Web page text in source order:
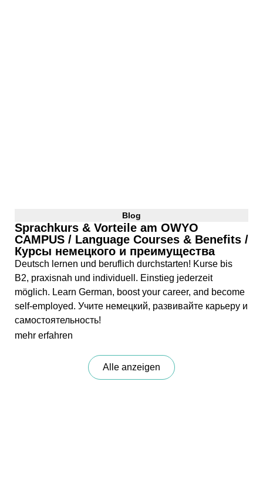
Blog
Sprachkurs & Vorteile am OWYO
CAMPUS / Language Courses & Benefits /
Курсы немецкого и преимущества
Deutsch lernen und beruflich durchstarten! Kurse bis
B2, praxisnah und individuell. Einstieg jederzeit
möglich. Learn German, boost your career, and become
self-employed. Учите немецкий, развивайте карьеру и
самостоятельность!
mehr erfahren
Alle anzeigen